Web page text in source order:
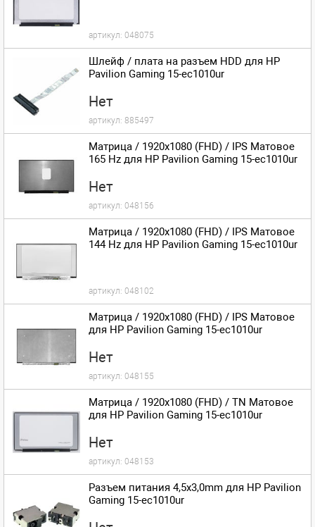
артикул: 048075
Шлейф / плата на разъем HDD для HP
Pavilion Gaming 15-ec1010ur
Нет
артикул: 885497
Матрица / 1920x1080 (FHD) / IPS Матовое
165 Hz для HP Pavilion Gaming 15-ec1010ur
Нет
артикул: 048156
Матрица / 1920x1080 (FHD) / IPS Матовое
144 Hz для HP Pavilion Gaming 15-ec1010ur
артикул: 048102
Матрица / 1920x1080 (FHD) / IPS Матовое
для HP Pavilion Gaming 15-ec1010ur
Нет
артикул: 048155
Матрица / 1920x1080 (FHD) / TN Матовое
для HP Pavilion Gaming 15-ec1010ur
Нет
артикул: 048153
Разъем питания 4,5x3,0mm для HP Pavilion
Gaming 15-ec1010ur